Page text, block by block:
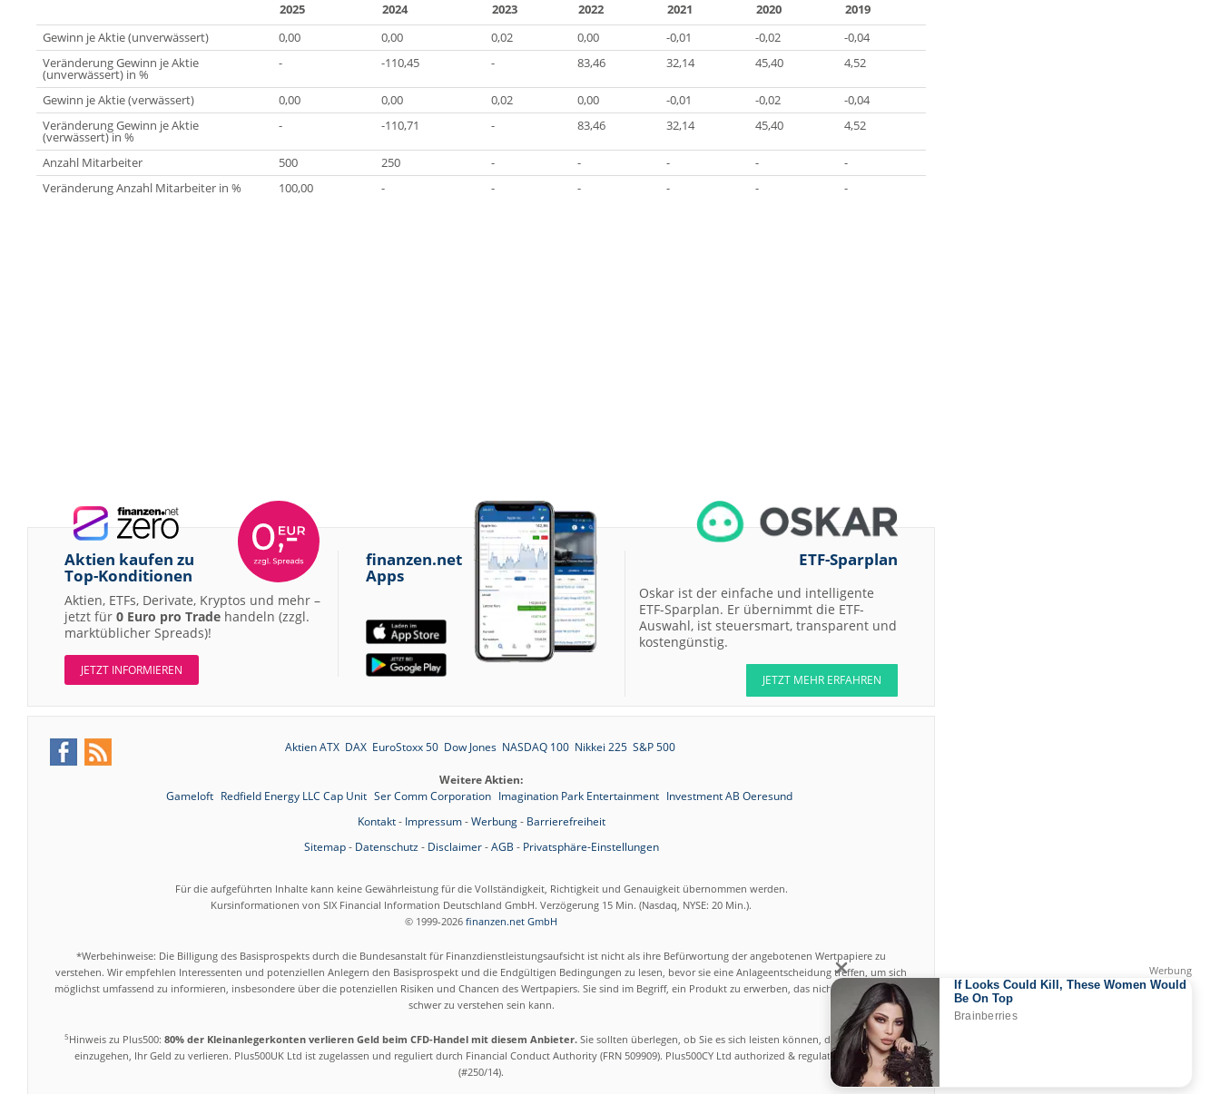
2025 2024 2023 2022 2021 2020
2019
Gewinn je Aktie (unverwässert)
0,00 0,00 0,02 0,00 -0,01 -0,02
-0,04
Veränderung Gewinn je Aktie
(unverwässert) in %
- -110,45 - 83,46 32,14 45,40 4,52
Gewinn je Aktie (verwässert) 0,00 0,00 0,02 0,00 -0,01 -0,02
-0,04
Veränderung Gewinn je Aktie
(verwässert) in %
- -110,71 - 83,46 32,14 45,40 4,52
Anzahl Mitarbeiter 500 250 - - - -
-
Veränderung Anzahl Mitarbeiter in %
100,00 - - - - - -
Aktien kaufen zu
Top-Konditionen
Aktien, ETFs, Derivate, Kryptos und mehr –
jetzt für 0 Euro pro Trade handeln (zzgl.
marktüblicher Spreads)!
JETZT INFORMIEREN
finanzen.net
Apps
ETF-Sparplan
Oskar ist der einfache und intelligente
ETF-Sparplan. Er übernimmt die ETF-
Auswahl, ist steuersmart, transparent und
kostengünstig.
JETZT MEHR ERFAHREN
Aktien ATX DAX EuroStoxx 50 Dow Jones NASDAQ 100 Nikkei 225 S&P 500
Weitere Aktien:
Gameloft Redfield Energy LLC Cap Unit Ser Comm Corporation Imagination Park Entertainment Investment AB Oeresund
Kontakt- Impressum-Werbung- Barrierefreiheit
Sitemap- Datenschutz- Disclaimer-AGB - Privatsphäre-Einstellungen
Für die aufgeführten Inhalte kann keine Gewährleistung für die Vollständigkeit, Richtigkeit und Genauigkeit übernommen werden.
Kursinformationen von SIX Financial Information Deutschland GmbH. Verzögerung 15 Min. (Nasdaq, NYSE: 20 Min.).
© 1999-2026 finanzen.net GmbH
*Werbehinweise: Die Billigung des Basisprospekts durch die Bundesanstalt für Finanzdienstleistungsaufsicht ist nicht als ihre Befürwortung der angebotenen Wertpapiere zu
verstehen. Wir empfehlen Interessenten und potenziellen Anlegern den Basisprospekt und die Endgültigen Bedingungen zu lesen, bevor sie eine Anlageentscheidung treffen, um sich
möglichst umfassend zu informieren, insbesondere über die potenziellen Risiken und Chancen des Wertpapiers. Sie sind im Begriff, ein Produkt zu erwerben, das nicht einfach ist und
schwer zu verstehen sein kann.
5Hinweis zu Plus500: 80% der Kleinanlegerkonten verlieren Geld beim CFD-Handel mit diesem Anbieter.Sie sollten überlegen, ob Sie es sich leisten können, das hohe Risiko
einzugehen, Ihr Geld zu verlieren. Plus500UK Ltd ist zugelassen und reguliert durch Financial Conduct Authority (FRN 509909). Plus500CY Ltd authorized & regulated by CySEC
(#250/14).